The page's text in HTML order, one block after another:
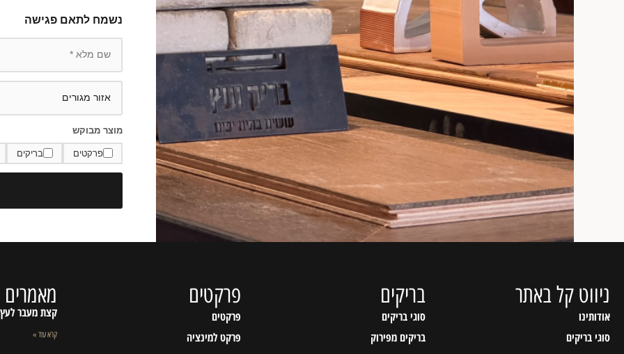
נשמח לתאם פגישה
מוצר מבוקש
פרקטים בריקים
ניווט קל באתר
אודותינו
סוגי בריקים
בריקים
סוגי בריקים
בריקים מפירוק
פרקטים
פרקטים
פרקט למינציה
מאמרים
קצת מעבר
קרא עוד »